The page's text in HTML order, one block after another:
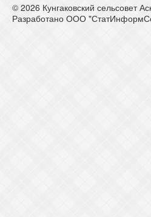
© 2026 Кунгаковский сельсовет
Разработано ООО